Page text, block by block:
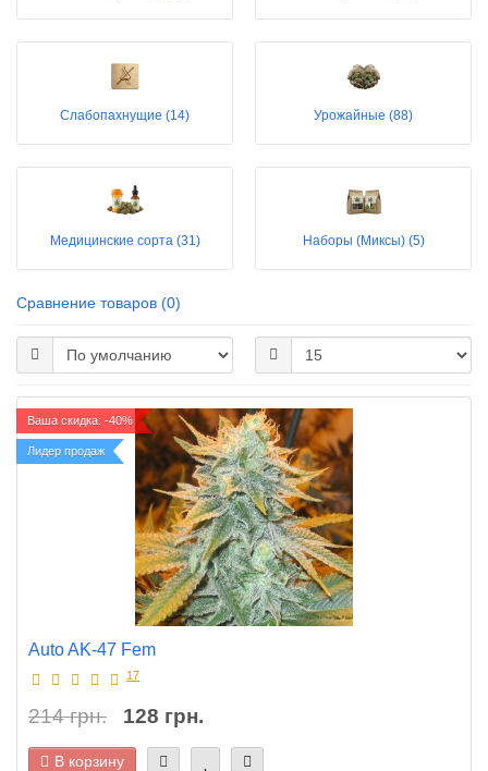
Слабопахнущие (14) Урожайные (88)
Медицинские сорта (31) Наборы (Миксы) (5)
Сравнение товаров (0)
Ваша скидка: -40%
Лидер продаж
Auto AK-47 Fem
17
214 грн. 128 грн.
В корзину